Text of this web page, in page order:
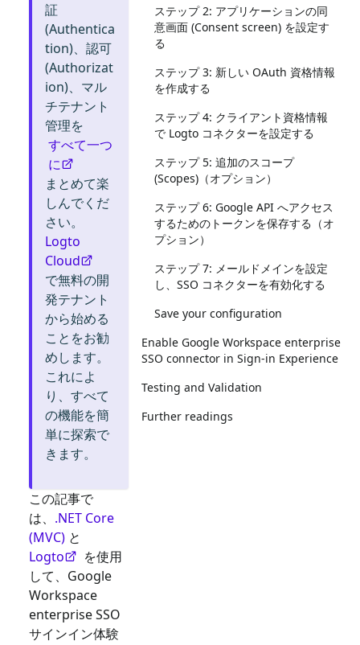
証
(Authentica
tion)、認可
(Authorizat
ion)、マル
チテナント
管理を
すべて一つ
に
まとめて楽
しんでくだ
さい。
Logto
Cloud
で無料の開
発テナント
から始める
ことをお勧
めします。
これによ
り、すべて
の機能を簡
単に探索で
きます。
この記事で
は、 .NET Core
(MVC) と
Logto
を使用
して、 Google
Workspace
enterprise SSO
サインイン体験
ステップ 2: アプリケーションの同
意画面 (Consent screen) を設定す
る
ステップ 3: 新しい OAuth 資格情報
を作成する
ステップ 4: クライアント資格情報
で Logto コネクターを設定する
ステップ 5: 追加のスコープ
(Scopes)（オプション）
ステップ 6: Google API へアクセス
するためのトークンを保存する（オ
プション）
ステップ 7: メールドメインを設定
し、SSO コネクターを有効化する
Save your configuration
Enable Google Workspace enterprise
SSO connector in Sign-in Experience
Testing and Validation
Further readings